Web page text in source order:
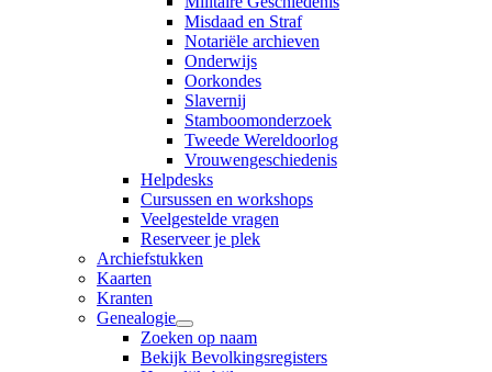
Misdaad en Straf
Notariële archieven
Onderwijs
Oorkondes
Slavernij
Stamboomonderzoek
Tweede Wereldoorlog
Vrouwengeschiedenis
Helpdesks
Cursussen en workshops
Veelgestelde vragen
Reserveer je plek
Archiefstukken
Kaarten
Kranten
Genealogie
Zoeken op naam
Bekijk Bevolkingsregisters